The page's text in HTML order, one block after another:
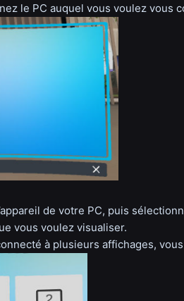
le PC auquel vous voulez vous
de votre PC, puis
vous voulez visualiser.
à plusieurs affichages,